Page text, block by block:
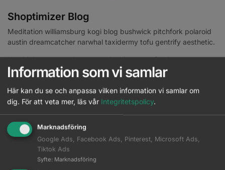
Shoptimizer Blog
Meditation williamsburg kogi blog bushwick pitchfork polaroid
austin dreamcatcher narwhal taxidermy tofu gentrify aesthetic.
Humblebrag ramps knausgaard celiac, trust fund
mustache. Ennui man braid lyft synth direct trade.
ARCHIVES
Information som vi samlar
Här kan du se och anpassa vilken information vi samlar om
dig. För att veta mer, läs vår Integritetspolicy.
Marknadsföring
Google Ads, Facebook Ads, Pinterest, Microsoft Ads,
Tiktok Ads
Syfte: Marknadsföring